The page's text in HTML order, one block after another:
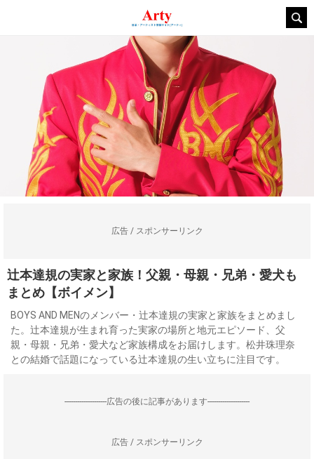
広告 / スポンサーリンク
辻本達規の実家と家族！父親・母親・兄弟・愛犬も
まとめ【ボイメン】
BOYS AND MENのメンバー・辻本達規の実家と家族をまとめまし
た。辻本達規が生まれ育った実家の場所と地元エピソード、父
親・母親・兄弟・愛犬など家族構成をお届けします。松井珠理奈
との結婚で話題になっている辻本達規の生い立ちに注目です。
--------------------広告の後に記事があります--------------------
広告 / スポンサーリンク